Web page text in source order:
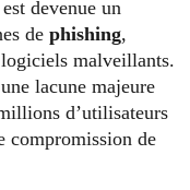
devenue un
de phishing,
malveillants.
lacune majeure
d’utilisateurs
compromission de